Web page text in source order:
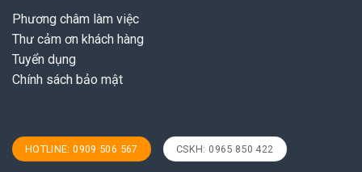
Phương châm làm việc
Thư cảm ơn khách hàng
Tuyển dụng
Chính sách bảo mật
HOTLINE: 0909 506 567 CSKH: 0965 850 422